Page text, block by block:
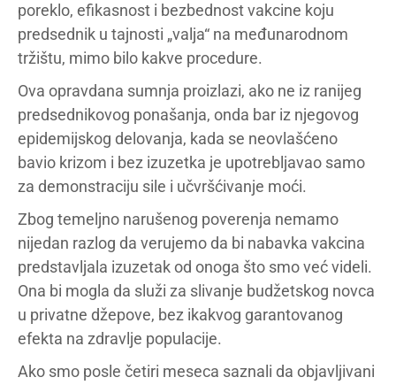
poreklo, efikasnost i bezbednost vakcine koju
predsednik u tajnosti „valja“ na međunarodnom
tržištu, mimo bilo kakve procedure.
Ova opravdana sumnja proizlazi, ako ne iz ranijeg
predsednikovog ponašanja, onda bar iz njegovog
epidemijskog delovanja, kada se neovlašćeno
bavio krizom i bez izuzetka je upotrebljavao samo
za demonstraciju sile i učvršćivanje moći.
Zbog temeljno narušenog poverenja nemamo
nijedan razlog da verujemo da bi nabavka vakcina
predstavljala izuzetak od onoga što smo već videli.
Ona bi mogla da služi za slivanje budžetskog novca
u privatne džepove, bez ikakvog garantovanog
efekta na zdravlje populacije.
Ako smo posle četiri meseca saznali da objavljivani